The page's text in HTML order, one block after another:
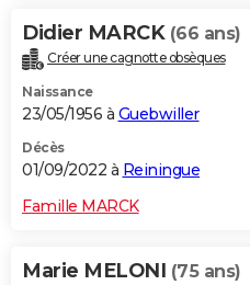
Didier MARCK (66 ans)
Créer une cagnotte obsèques
Naissance
23/05/1956 à Guebwiller
Décès
01/09/2022 à Reiningue
Famille MARCK
Marie MELONI (75 ans)